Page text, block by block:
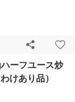
ーフユース炒
けあり品）